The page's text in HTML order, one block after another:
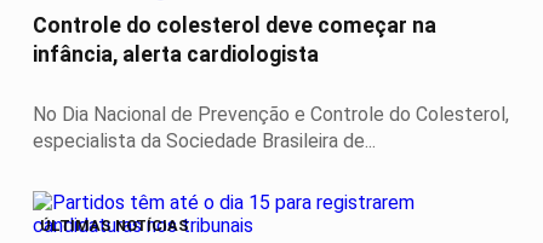
Controle do colesterol deve começar na
infância, alerta cardiologista
No Dia Nacional de Prevenção e Controle do Colesterol,
especialista da Sociedade Brasileira de...
ÚLTIMAS NOTÍCIAS